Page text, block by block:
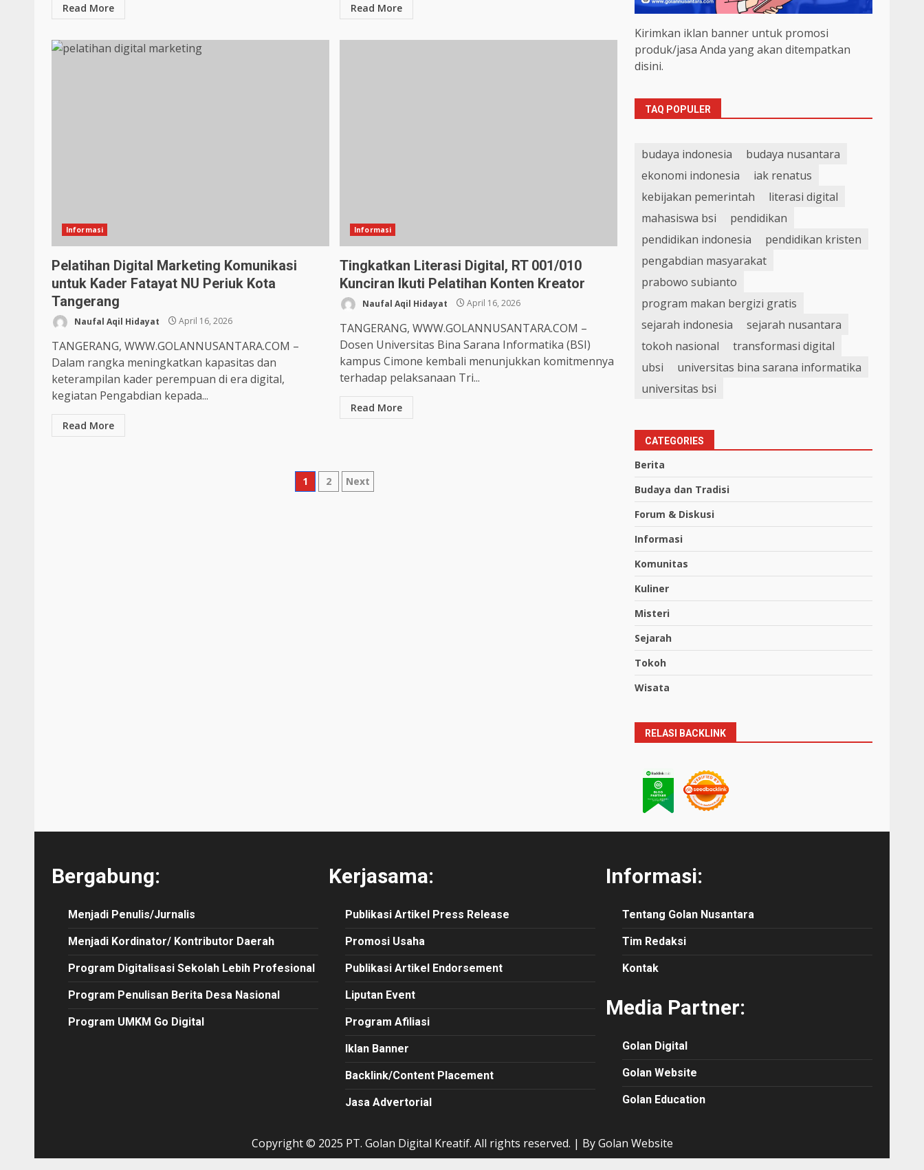
Read More Read More
Informasi
Pelatihan Digital Marketing Komunikasi
untuk Kader Fatayat NU Periuk Kota
Tangerang
Naufal Aqil Hidayat April 16, 2026
TANGERANG, WWW.GOLANNUSANTARA.COM –
Dalam rangka meningkatkan kapasitas dan
keterampilan kader perempuan di era digital,
kegiatan Pengabdian kepada...
Read More
Informasi
Tingkatkan Literasi Digital, RT 001/010
Kunciran Ikuti Pelatihan Konten Kreator
Naufal Aqil Hidayat April 16, 2026
TANGERANG, WWW.GOLANNUSANTARA.COM –
Dosen Universitas Bina Sarana Informatika (BSI)
kampus Cimone kembali menunjukkan komitmennya
terhadap pelaksanaan Tri...
Read More
Posts
1 2 Next
Kirimkan iklan banner untuk promosi
produk/jasa Anda yang akan ditempatkan
disini.
TAQ POPULER
budaya indonesia
budaya nusantara
ekonomi indonesia
iak renatus
kebijakan pemerintah
literasi digital
mahasiswa bsi
pendidikan
pendidikan indonesia
pendidikan kristen
pengabdian masyarakat
prabowo subianto
program makan bergizi gratis
sejarah indonesia
sejarah nusantara
tokoh nasional
transformasi digital
ubsi
universitas bina sarana informatika
universitas bsi
CATEGORIES
Berita
Budaya dan Tradisi
Forum & Diskusi
Informasi
Komunitas
Kuliner
Misteri
Sejarah
Tokoh
Wisata
RELASI BACKLINK
Bergabung:
Menjadi Penulis/Jurnalis
Menjadi Kordinator/ Kontributor Daerah
Program Digitalisasi Sekolah Lebih Profesional
Program Penulisan Berita Desa Nasional
Program UMKM Go Digital
Kerjasama:
Publikasi Artikel Press Release
Promosi Usaha
Publikasi Artikel Endorsement
Liputan Event
Program Afiliasi
Iklan Banner
Backlink/Content Placement
Jasa Advertorial
Informasi:
Tentang Golan Nusantara
Tim Redaksi
Kontak
Media Partner:
Golan Digital
Golan Website
Golan Education
Copyright © 2025 PT. Golan Digital Kreatif. All rights reserved. | By Golan Website